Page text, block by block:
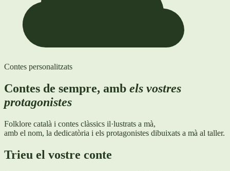
Contes personalitzats
Contes de sempre, amb els vostres
protagonistes
Folklore català i contes clàssics il·lustrats a mà,
amb el nom, la dedicatòria i els protagonistes dibuixats a mà al taller.
Trieu el vostre conte